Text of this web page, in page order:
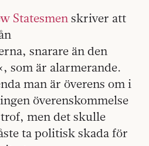
Statesmen skriver att
snarare än den
som är alarmerande.
man är överens om i
överenskommelse
men det skulle
ta politisk skada för